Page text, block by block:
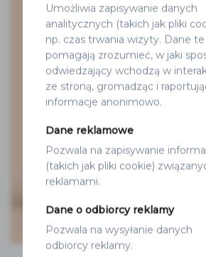
Umożliwia zapisywanie danych
analitycznych (takich jak pliki
np. czas trwania wizyty. Dane te
pomagają zrozumieć, w jaki
odwiedzający wchodzą w
ze stroną, gromadząc i
informacje anonimowo.
Dane reklamowe
Pozwala na zapisywanie
(takich jak pliki cookie)
reklamami.
Dane o odbiorcy reklamy
Pozwala na wysyłanie danych
odbiorcy reklamy.